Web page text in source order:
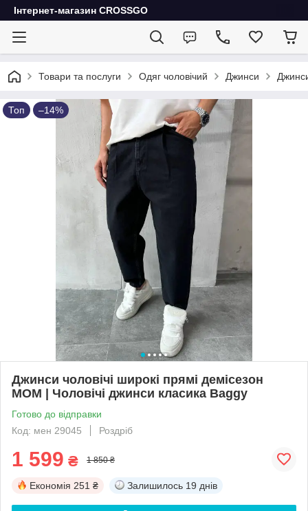
Інтернет-магазин CROSSGO
Товари та послуги Одяг чоловічий Джинси
Топ –14%
Джинси чоловічі широкі прямі демісезон
МОМ | Чоловічі джинси класика Baggy
Готово до відправки
Код: мен 29045
Роздріб
1 599 ₴ 1 850 ₴
Економія 251 ₴ Залишилось 19 днів